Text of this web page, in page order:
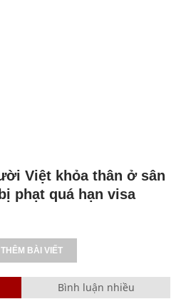
Việt khỏa thân ở sân
phạt quá hạn visa
BÀI VIẾT
Bình luận nhiều